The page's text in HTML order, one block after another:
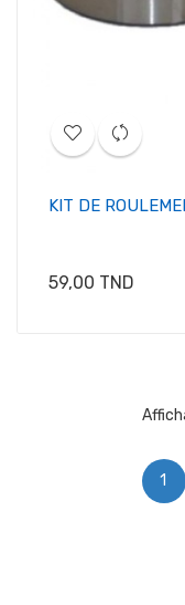
KIT DE
Prix
59,00 TND
1